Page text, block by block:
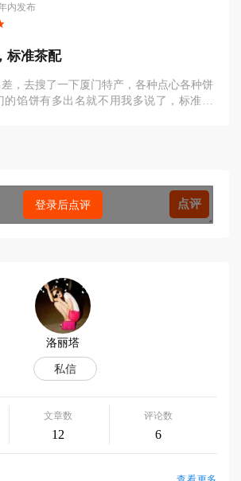
内发布
标准茶配
，去搜了一下厦门特产，各种点心各种饼
的馅饼有多出名就不用我多说了，标准茶